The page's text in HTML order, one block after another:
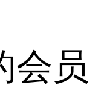
会员